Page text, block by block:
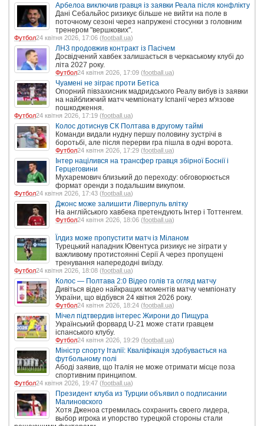
Арбелоа виключив гравця із заявки Реала після конфлікту
Дані Себальйос ризикує більше не вийти на поле в
поточному сезоні через напружені стосунки з головним
тренером "вершкових".
Футбол24 квітня 2026, 17:06 (football.ua)
ЛНЗ продовжив контракт із Пасічем
Досвідчений хавбек залишається в черкаському клубі до
літа 2027 року.
Футбол24 квітня 2026, 17:09 (football.ua)
Чуамені не зіграє проти Бетіса
Опорний півзахисник мадридського Реалу вибув із заявки
на найближчий матч чемпіонату Іспанії через м'язове
пошкодження.
Футбол24 квітня 2026, 17:19 (football.ua)
Колос дотиснув СК Полтава в другому таймі
Команди видали нудну першу половину зустрічі в
боротьбі, але після перерви гра пішла в одні ворота.
Футбол24 квітня 2026, 17:29 (football.ua)
Інтер націлився на трансфер гравця збірної Боснії і
Герцеговини
Мухаремович близький до переходу: обговорюється
формат оренди з подальшим викупом.
Футбол24 квітня 2026, 17:43 (football.ua)
Джонс може залишити Ліверпуль влітку
На англійського хавбека претендують Інтер і Тоттенгем.
Футбол24 квітня 2026, 18:06 (football.ua)
Їлдиз може пропустити матч із Міланом
Турецький нападник Ювентуса ризикує не зіграти у
важливому протистоянні Серії А через пропущені
тренування напередодні виїзду.
Футбол24 квітня 2026, 18:08 (football.ua)
Колос — Полтава 2:0 Відео голів та огляд матчу
Дивіться відео найкращих моментів матчу чемпіонату
України, що відбувся 24 квітня 2026 року.
Футбол24 квітня 2026, 18:24 (football.ua)
Мічел підтвердив інтерес Жирони до Пищура
Український форвард U-21 може стати гравцем
іспанського клубу.
Футбол24 квітня 2026, 19:29 (football.ua)
Міністр спорту Італії: Кваліфікація здобувається на
футбольному полі
Абоді заявив, що Італія не може отримати місце поза
спортивним принципом.
Футбол24 квітня 2026, 19:47 (football.ua)
Президент клуба из Турции объявил о подписании
Малиновского
Хотя Дженоа стремилась сохранить своего лидера,
выбор игрока и упорство турецкой стороны стали